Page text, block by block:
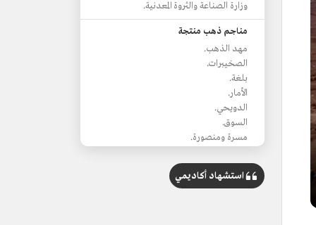
وزارة الصناعة والثروة المعدنية.
مناجم ذهب منتجة
مهد الذهب.
الصخيبرات.
بلغة.
الأمار.
الدويحي.
السوق.
مسرة ومنصورة.
استشهاد أكاديمي